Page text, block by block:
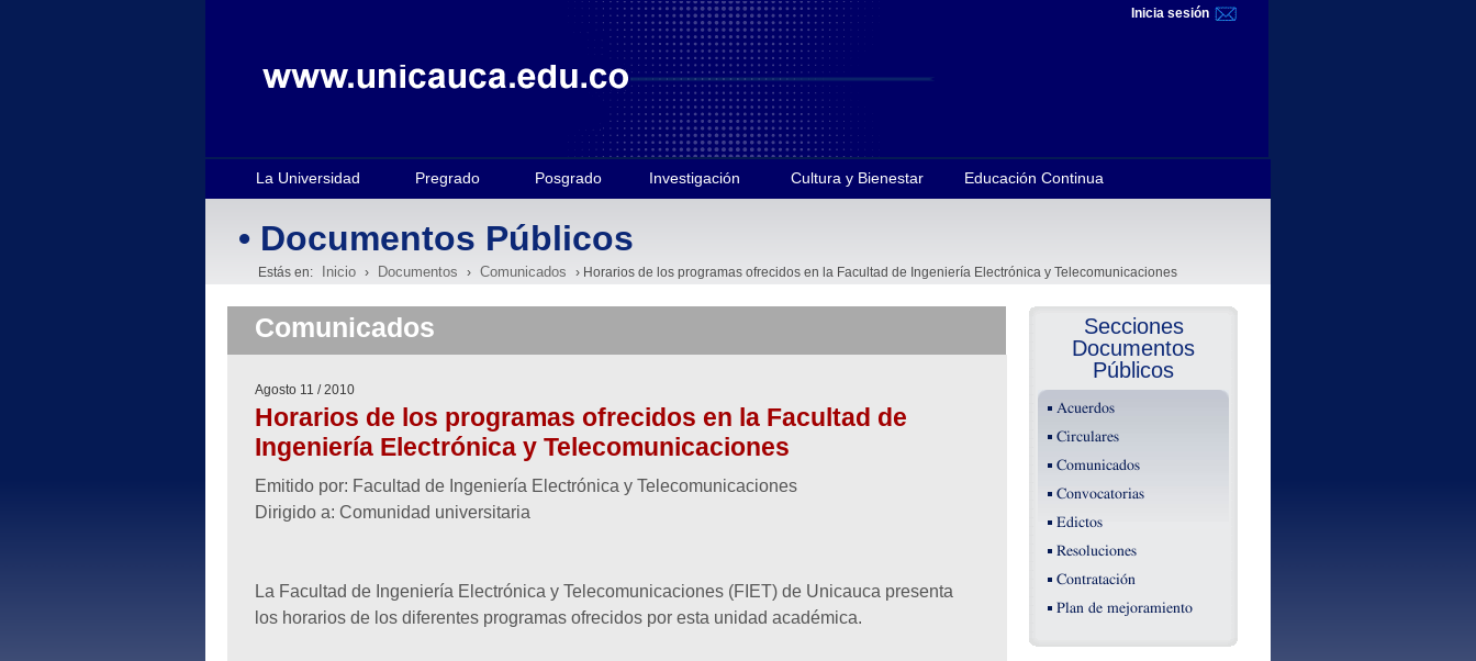
Inicia sesión
La Universidad Pregrado Posgrado Investigación Cultura y Bienestar Educación Continua
• Documentos Públicos
Estás en: Inicio › Documentos › Comunicados › Horarios de los programas ofrecidos en la Facultad de Ingeniería Electrónica y Telecomunicaciones
Comunicados
Agosto 11 / 2010
Horarios de los programas ofrecidos en la Facultad de
Ingeniería Electrónica y Telecomunicaciones
Emitido por: Facultad de Ingeniería Electrónica y Telecomunicaciones
Dirigido a: Comunidad universitaria
La Facultad de Ingeniería Electrónica y Telecomunicaciones (FIET) de Unicauca presenta
los horarios de los diferentes programas ofrecidos por esta unidad académica.
Secciones
Documentos
Públicos
Acuerdos
Circulares
Comunicados
Convocatorias
Edictos
Resoluciones
Contratación
Plan de mejoramiento